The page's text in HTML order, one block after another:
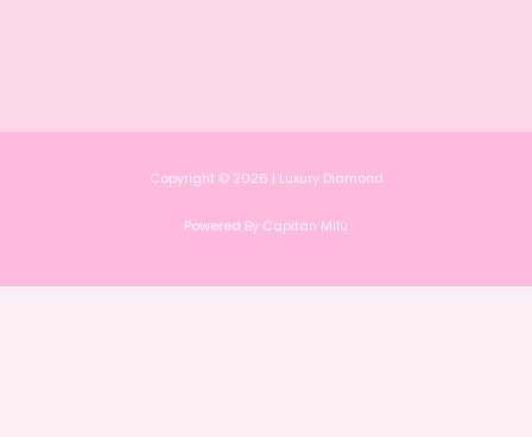
Copyright © 2026 | Luxury Diamond
Powered By Capitán Milú